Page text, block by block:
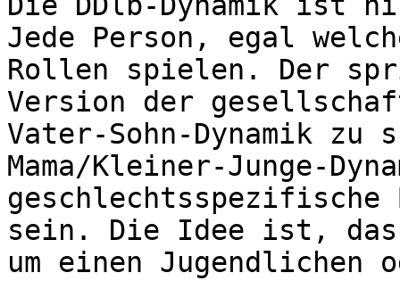
Jede Person, egal
Rollen spielen. Der
Version der
Vater-Sohn-Dynamik zu
Mama/Kleiner-Junge-
sein. Die Idee ist,
um einen Jugendlichen